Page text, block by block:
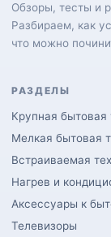
Обзоры, тесты и
Разбираем, как
что можно
РАЗДЕЛЫ
Крупная бытовая
Мелкая бытовая
Встраиваемая
Нагрев и
Аксессуары к
Телевизоры